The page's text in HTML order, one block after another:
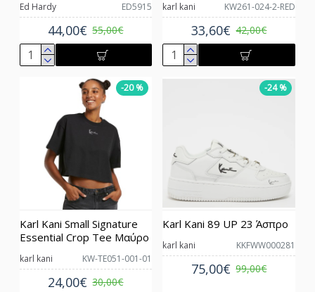
Ed Hardy ED5915
44,00€ 55,00€
karl kani KW261-024-2-RED
33,60€ 42,00€
-20 %
karl kani KW-TE051-001-01
Karl Kani Small Signature
Essential Crop Tee Μαύρο
24,00€ 30,00€
-24 %
karl kani KKFWW000281
Karl Kani 89 UP 23 Άσπρο
75,00€ 99,00€